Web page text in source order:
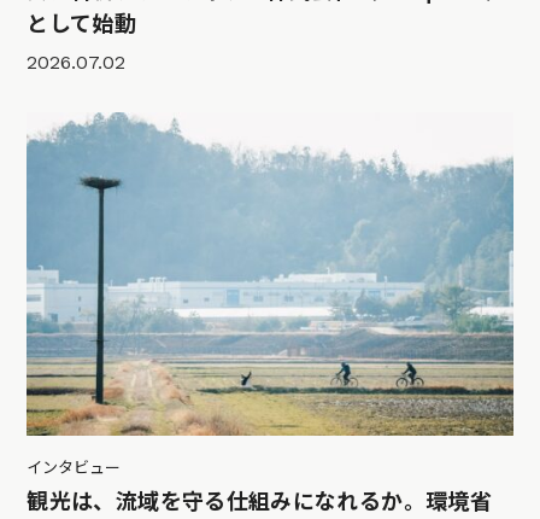
として始動
2026.07.02
インタビュー
観光は、流域を守る仕組みになれるか。環境省